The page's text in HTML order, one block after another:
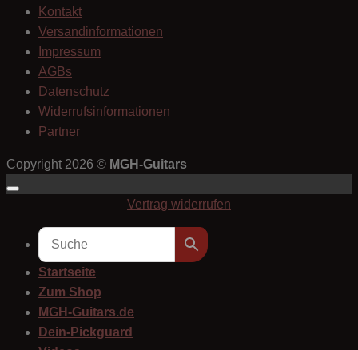
Kontakt
Versandinformationen
Impressum
AGBs
Datenschutz
Widerrufsinformationen
Partner
Copyright 2026 © MGH-Guitars
Vertrag widerrufen
Startseite
Zum Shop
MGH-Guitars.de
Dein-Pickguard